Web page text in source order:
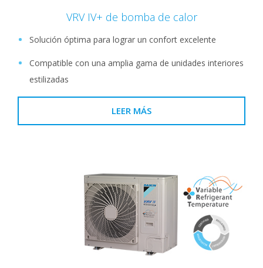
VRV IV+ de bomba de calor
Solución óptima para lograr un confort excelente
Compatible con una amplia gama de unidades interiores
estilizadas
LEER MÁS